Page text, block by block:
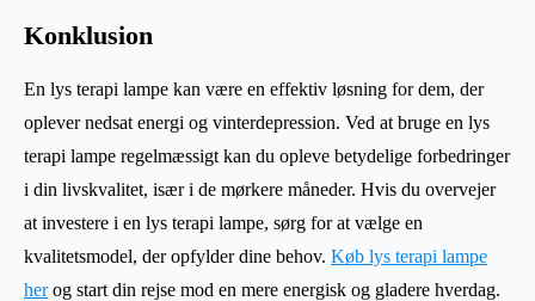
Konklusion
En lys terapi lampe kan være en effektiv løsning for dem, der
oplever nedsat energi og vinterdepression. Ved at bruge en lys
terapi lampe regelmæssigt kan du opleve betydelige forbedringer
i din livskvalitet, især i de mørkere måneder. Hvis du overvejer
at investere i en lys terapi lampe, sørg for at vælge en
kvalitetsmodel, der opfylder dine behov. Køb lys terapi lampe
herog start din rejse mod en mere energisk og gladere hverdag.